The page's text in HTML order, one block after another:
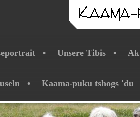
Unsere Tibis
Kaama-puku tshogs 'du